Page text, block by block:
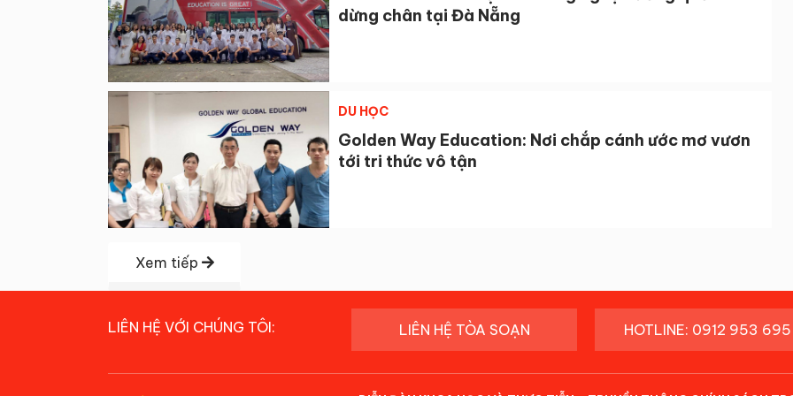
dừng chân tại Đà Nẵng
DU HỌC
Golden Way Education: Nơi chắp cánh ước mơ vươn
tới tri thức vô tận
Xem tiếp
LIÊN HỆ VỚI CHÚNG TÔI: LIÊN HỆ TÒA SOẠN HOTLINE: 0912 953 695